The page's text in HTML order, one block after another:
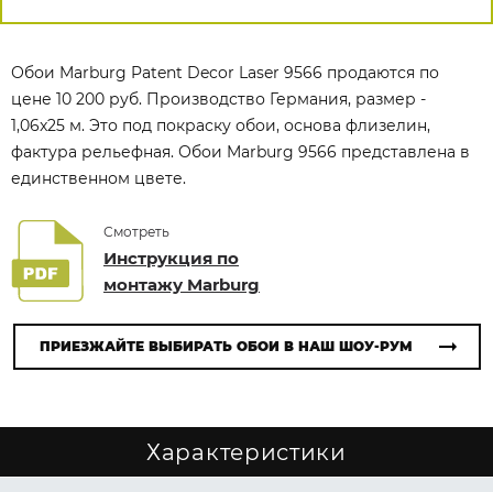
Обои Marburg Patent Decor Laser 9566 продаются по
цене 10 200 руб. Производство Германия, размер -
1,06x25 м. Это под покраску обои, основа флизелин,
фактура рельефная. Обои Marburg 9566 представлена в
единственном цвете.
Смотреть
Инструкция по
монтажу Marburg
ПРИЕЗЖАЙТЕ ВЫБИРАТЬ ОБОИ В НАШ ШОУ-РУМ
Характеристики